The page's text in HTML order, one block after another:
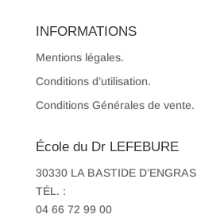
INFORMATIONS
Mentions légales.
Conditions d’utilisation.
Conditions Générales de vente.
École du Dr LEFEBURE
30330 LA BASTIDE D’ENGRAS
TÉL. :
04 66 72 99 00